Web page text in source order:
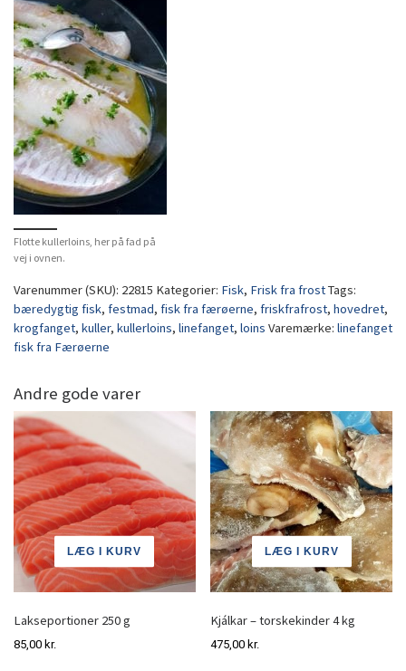
Flotte kullerloins, her på fad på
vej i ovnen.
Varenummer (SKU): 22815 Kategorier: Fisk, Frisk fra frostTags:
bæredygtig fisk, festmad, fisk fra færøerne, friskfrafrost, hovedret,
krogfanget, kuller, kullerloins, linefanget, loins Varemærke: linefanget
fisk fra Færøerne
Andre gode varer
Lakseportioner 250 g
85,00 kr.
LÆG I KURV
Kjálkar – torskekinder 4 kg
475,00 kr.
LÆG I KURV